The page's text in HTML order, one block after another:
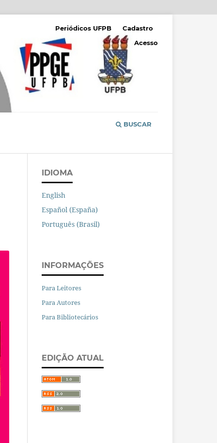
BUSCAR
Periódicos UFPB
Cadastro
Acesso
IDIOMA
English
Español (España)
Português (Brasil)
INFORMAÇÕES
Para Leitores
Para Autores
Para Bibliotecários
EDIÇÃO ATUAL